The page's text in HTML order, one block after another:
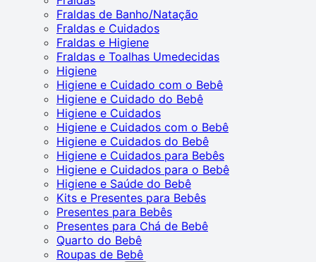
Fraldas de Banho/Natação
Fraldas e Cuidados
Fraldas e Higiene
Fraldas e Toalhas Umedecidas
Higiene
Higiene e Cuidado com o Bebê
Higiene e Cuidado do Bebê
Higiene e Cuidados
Higiene e Cuidados com o Bebê
Higiene e Cuidados do Bebê
Higiene e Cuidados para Bebês
Higiene e Cuidados para o Bebê
Higiene e Saúde do Bebê
Kits e Presentes para Bebês
Presentes para Bebês
Presentes para Chá de Bebê
Quarto do Bebê
Roupas de Bebê